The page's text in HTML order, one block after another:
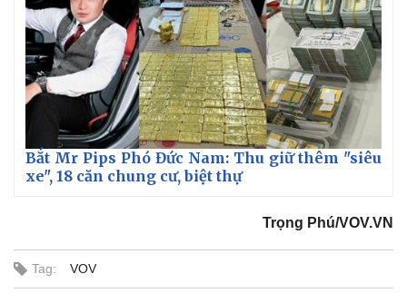
Bắt Mr Pips Phó Đức Nam: Thu giữ thêm "siêu
xe", 18 căn chung cư, biệt thự
Trọng Phú/VOV.VN
Tag: VOV